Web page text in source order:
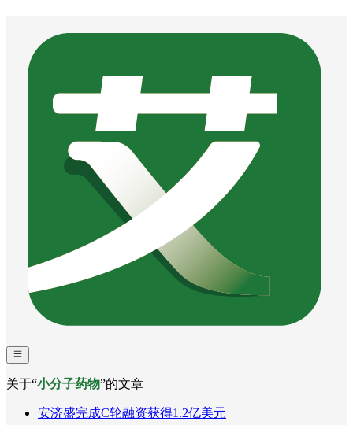
关于“小分子药物”的文章
安济盛完成C轮融资获得1.2亿美元